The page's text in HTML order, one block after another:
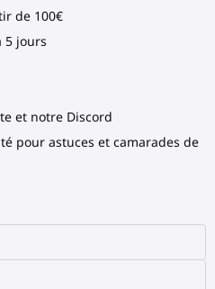
de 100€
5 jours
et notre Discord
pour astuces et camarades de